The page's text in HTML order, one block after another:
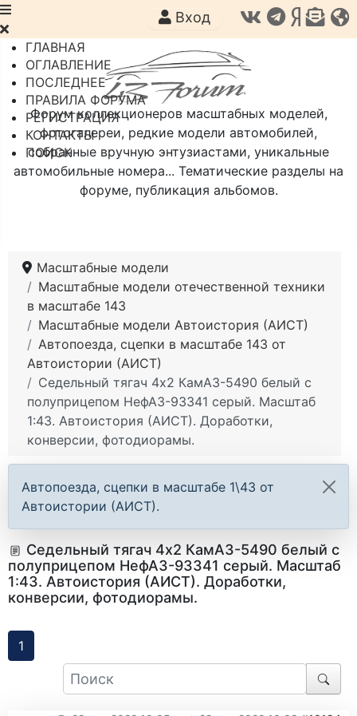
Форум коллекционеров масштабных моделей,
фотогалереи, редкие модели автомобилей,
собранные вручную энтузиастами, уникальные
автомобильные номера... Тематические разделы на
форуме, публикация альбомов.
Вход
ГЛАВНАЯ
ОГЛАВЛЕНИЕ
ПОСЛЕДНЕЕ
ПРАВИЛА ФОРУМА
РЕГИСТРАЦИЯ
КОНТАКТЫ
ПОИСК
Масштабные модели
Масштабные модели отечественной техники
в масштабе 143
Масштабные модели Автоистория (АИСТ)
Автопоезда, сцепки в масштабе 143 от
Автоистории (АИСТ)
Седельный тягач 4х2 КамАЗ-5490 белый с
полуприцепом НефАЗ-93341 серый. Масштаб
1:43. Автоистория (АИСТ). Доработки,
конверсии, фотодиорамы.
Автопоезда, сцепки в масштабе 1\43 от
Автоистории (АИСТ).
Седельный тягач 4х2 КамАЗ-5490 белый с
полуприцепом НефАЗ-93341 серый. Масштаб
1:43. Автоистория (АИСТ). Доработки,
конверсии, фотодиорамы.
1